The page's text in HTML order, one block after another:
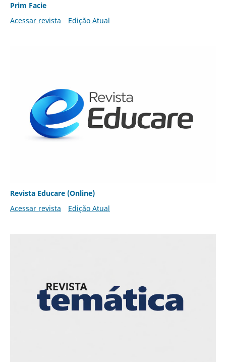
Prim Facie
Acessar revista
Edição Atual
Revista Educare (Online)
Acessar revista
Edição Atual